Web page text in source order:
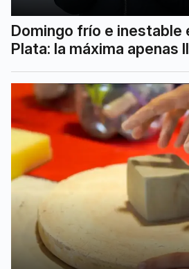
Domingo frío e inestable
Plata: la máxima apenas